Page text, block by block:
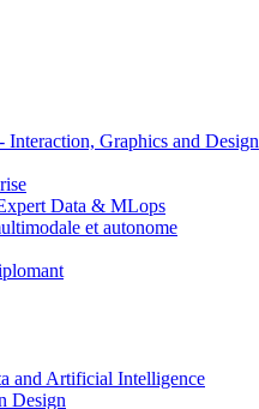
Graphics and Design
Data & MLops
et autonome
Artificial Intelligence
Design